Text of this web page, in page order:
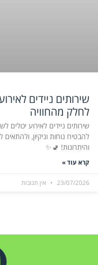
שירותים ניידים
לחלק מהחוויה
שירותים ניידים לאירוע
להבטיח נוחות וניקיון,
והיתרונות! 🚽✨
קרא עוד »
23/07/2026 אין תגובות